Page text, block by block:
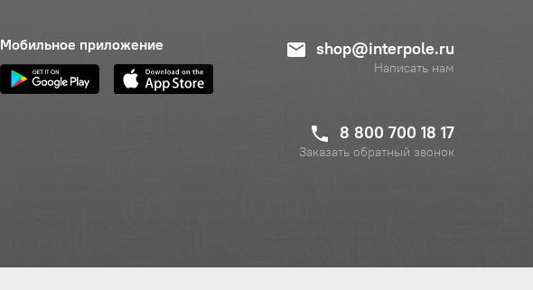
Мобильное приложение shop@interpole.ru
Написать нам
8 800 700 18 17
Заказать обратный звонок